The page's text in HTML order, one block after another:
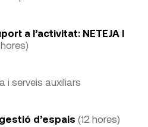
a l’activitat: NETEJA I
i serveis auxiliars
d’espais (12 hores)